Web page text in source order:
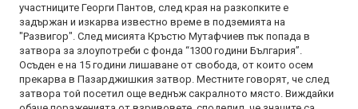
участниците Георги Пантов, след края на разкопките е
задържан и изкарва известно време в подземията на
"Развигор". След мисията Кръстю Мутафчиев пък попада в
затвора за злоупотреби с фонда “1300 години България”.
Осъден е на 15 години лишаване от свобода, от които осем
прекарва в Пазарджишкия затвор. Местните говорят, че след
затвора той посетил още веднъж сакралното място. Виждайки